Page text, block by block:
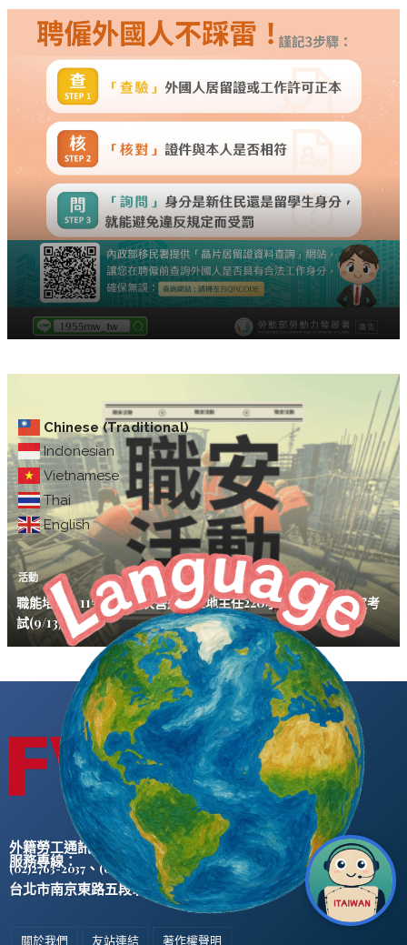
Chinese (Traditional)
Indonesian
Vietnamese
Thai
English
活動
職能培力｜115年度第3次營造業工地主任220小時職能訓練評定考
試(9/13)
外籍勞工通訊社版權所有 ©
服務專線：
(02)2763-2037 、(02)2765-0906
台北市南京東路五段47號5樓之2
關於我們 友站連結 著作權聲明